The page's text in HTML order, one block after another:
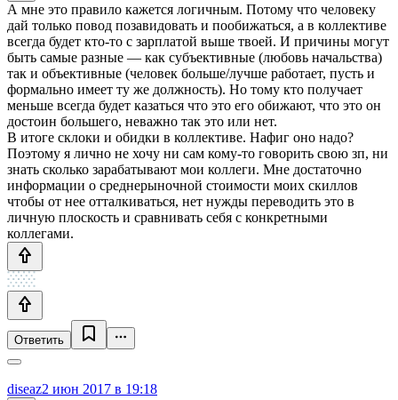
А мне это правило кажется логичным. Потому что человеку
дай только повод позавидовать и пообижаться, а в коллективе
всегда будет кто-то с зарплатой выше твоей. И причины могут
быть самые разные — как субъективные (любовь начальства)
так и объективные (человек больше/лучше работает, пусть и
формально имеет ту же должность). Но тому кто получает
меньше всегда будет казаться что это его обижают, что это он
достоин большего, неважно так это или нет.
В итоге склоки и обидки в коллективе. Нафиг оно надо?
Поэтому я лично не хочу ни сам кому-то говорить свою зп, ни
знать сколько зарабатывают мои коллеги. Мне достаточно
информации о среднерыночной стоимости моих скиллов
чтобы от нее отталкиваться, нет нужды переводить это в
личную плоскость и сравнивать себя с конкретными
коллегами.
Ответить
diseaz2 июн 2017 в 19:18